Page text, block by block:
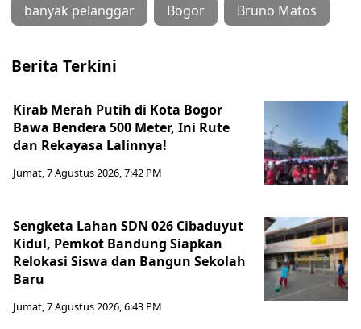
banyak pelanggar Bogor Bruno Matos
Berita Terkini
Kirab Merah Putih di Kota Bogor
Bawa Bendera 500 Meter, Ini Rute
dan Rekayasa Lalinnya!
Jumat, 7 Agustus 2026, 7:42 PM
Sengketa Lahan SDN 026 Cibaduyut
Kidul, Pemkot Bandung Siapkan
Relokasi Siswa dan Bangun Sekolah
Baru
Jumat, 7 Agustus 2026, 6:43 PM